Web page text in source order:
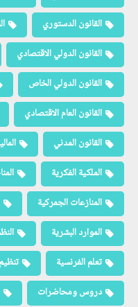
القانون الدستوري
القانون الدولي الاقتصادي
القانون الدولي الخاص
القانون العام الاقتصادي
القانون المدني
الملكية الفكرية
المنازعات الجمركية
الموارد البشرية
تعلم الفرنسية
دروس ومحاضرات